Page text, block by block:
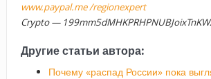
www.paypal.me /regionexpert
Crypto —
Другие статьи автора:
Почему «распад России» пока